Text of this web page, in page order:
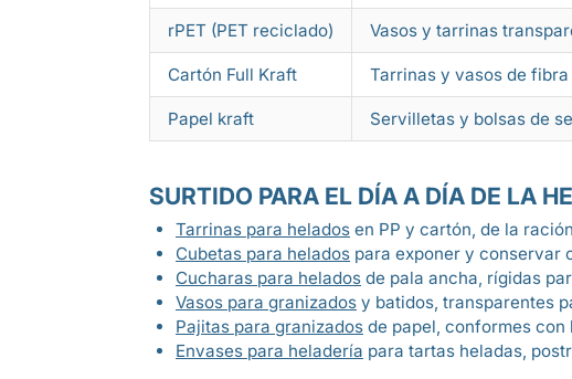
rPET (PET reciclado) Vasos y tarrinas
Cartón Full Kraft Tarrinas y vasos de fibra
Papel kraft Servilletas y bolsas de
SURTIDO PARA EL DÍA A DÍA DE LA
Tarrinas para helados en PP y cartón, de la
Cubetas para helados para exponer y conservar
Cucharas para helados de pala ancha, rígidas
Vasos para granizados y batidos, transparentes
Pajitas para granizados de papel, conformes con
Envases para heladería para tartas heladas,